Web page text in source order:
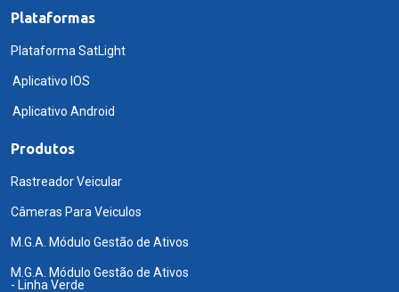
Plataformas
Plataforma SatLight
Aplicativo IOS
Aplicativo Android
Produtos
Rastreador Veicular
Câmeras Para Veiculos
M.G.A. Módulo Gestão de Ativos
M.G.A. Módulo Gestão de Ativos
- Linha Verde